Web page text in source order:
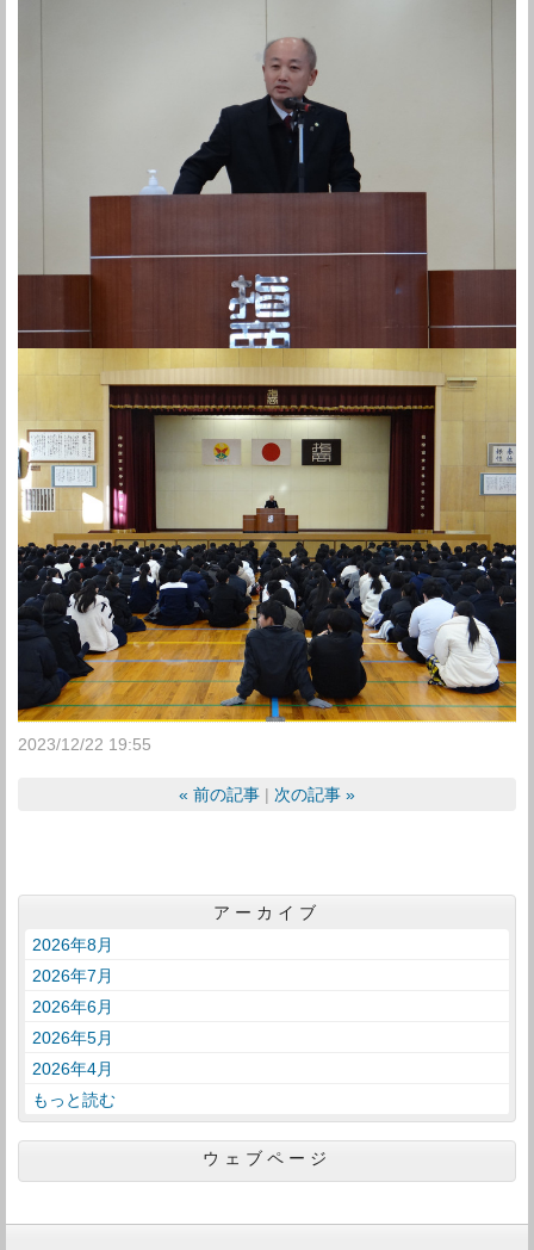
2023/12/22 19:55
« 前の記事 次の記事 »
アーカイブ
2026年8月
2026年7月
2026年6月
2026年5月
2026年4月
もっと読む
ウェブページ